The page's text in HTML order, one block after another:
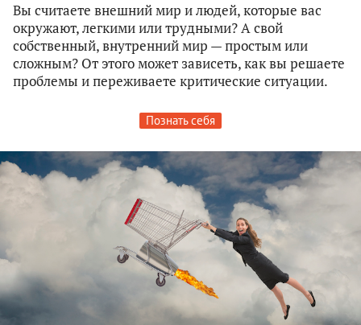
Вы считаете внешний мир и людей, которые вас
окружают, легкими или трудными? А свой
собственный, внутренний мир — простым или
сложным? От этого может зависеть, как вы решаете
проблемы и переживаете критические ситуации.
Познать себя